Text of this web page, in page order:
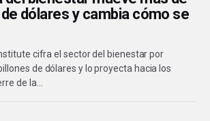
dólares y cambia cómo se
cifra el sector del bienestar por
de dólares y lo proyecta hacia los
de la…